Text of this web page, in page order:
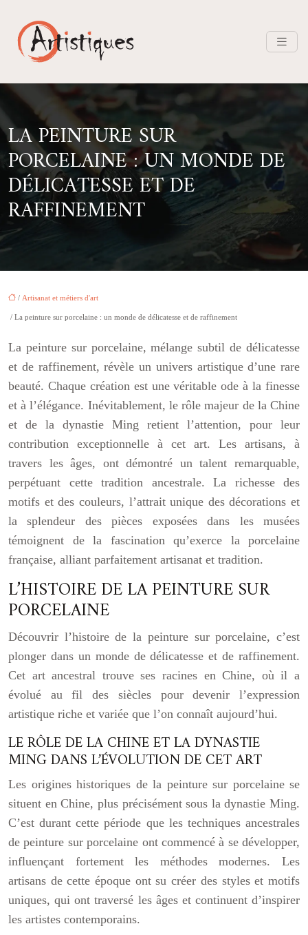
LA PEINTURE SUR
PORCELAINE : UN MONDE DE
DÉLICATESSE ET DE
RAFFINEMENT
/ Artisanat et métiers d'art
/ La peinture sur porcelaine : un monde de délicatesse et de raffinement
La peinture sur porcelaine, mélange subtil de délicatesse
et de raffinement, révèle un univers artistique d’une rare
beauté. Chaque création est une véritable ode à la finesse
et à l’élégance. Inévitablement, le rôle majeur de la Chine
et de la dynastie Ming retient l’attention, pour leur
contribution exceptionnelle à cet art. Les artisans, à
travers les âges, ont démontré un talent remarquable,
perpétuant cette tradition ancestrale. La richesse des
motifs et des couleurs, l’attrait unique des décorations et
la splendeur des pièces exposées dans les musées
témoignent de la fascination qu’exerce la porcelaine
française, alliant parfaitement artisanat et tradition.
L’HISTOIRE DE LA PEINTURE SUR
PORCELAINE
Découvrir l’histoire de la peinture sur porcelaine, c’est
plonger dans un monde de délicatesse et de raffinement.
Cet art ancestral trouve ses racines en Chine, où il a
évolué au fil des siècles pour devenir l’expression
artistique riche et variée que l’on connaît aujourd’hui.
LE RÔLE DE LA CHINE ET LA DYNASTIE
MING DANS L’ÉVOLUTION DE CET ART
Les origines historiques de la peinture sur porcelaine se
situent en Chine, plus précisément sous la dynastie Ming.
C’est durant cette période que les techniques ancestrales
de peinture sur porcelaine ont commencé à se développer,
influençant fortement les méthodes modernes. Les
artisans de cette époque ont su créer des styles et motifs
uniques, qui ont traversé les âges et continuent d’inspirer
les artistes contemporains.